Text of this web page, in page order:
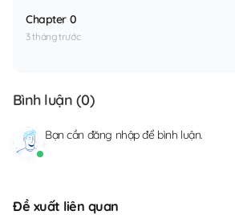
Chapter 0
3 tháng trước
Bình luận (0)
Bạn cần đăng nhậpđể bình luận.
Đề xuất liên quan